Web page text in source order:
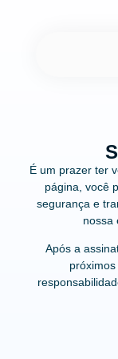
É um prazer ter
página, você
segurança e
nossa
Após a